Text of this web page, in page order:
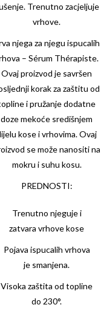
Trenutno zacjeljuje
vrhove.
njega za njegu ispucalih
– Sérum Thérapiste.
Ovaj proizvod je savršen
korak za zaštitu od
i pružanje dodatne
doze mekoće središnjem
kose i vrhovima. Ovaj
se može nanositi na
mokru i suhu kosu.
PREDNOSTI:
Trenutno njeguje i
zatvara vrhove kose
Pojava ispucalih vrhova
je smanjena.
Visoka zaštita od topline
do 230°.